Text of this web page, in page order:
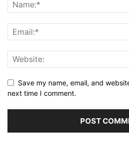
Save my name, email, and
next time I comment.